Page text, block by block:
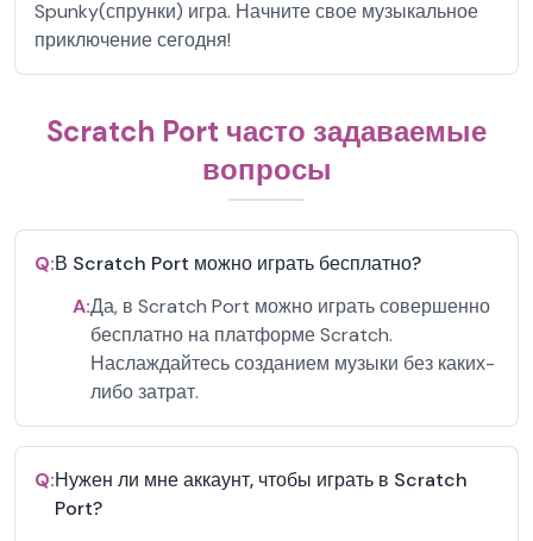
Spunky(спрунки) игра. Начните свое музыкальное
приключение сегодня!
Scratch Port часто задаваемые
вопросы
Q:В Scratch Port можно играть бесплатно?
A:Да, в Scratch Port можно играть совершенно
бесплатно на платформе Scratch.
Наслаждайтесь созданием музыки без каких-
либо затрат.
Q:Нужен ли мне аккаунт, чтобы играть в Scratch
Port?